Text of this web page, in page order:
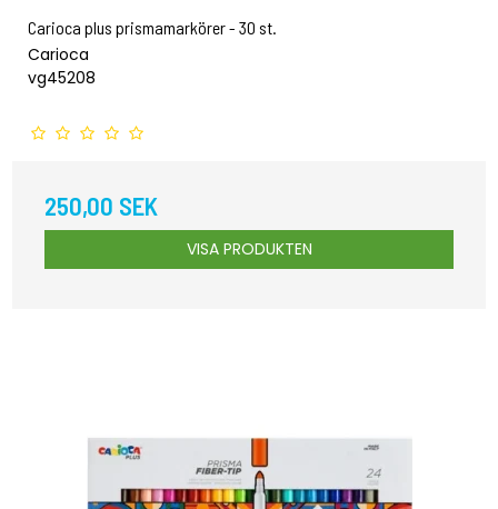
Carioca plus prismamarkörer - 30 st.
Carioca
vg45208
250,00 SEK
VISA PRODUKTEN